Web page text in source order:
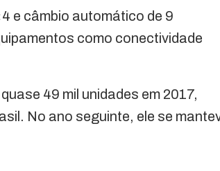
e câmbio automático de 9
como conectividade
49 mil unidades em 2017,
No ano seguinte, ele se